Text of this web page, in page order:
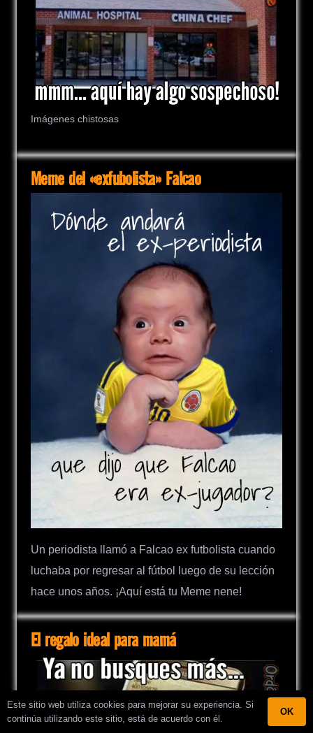
Imágenes chistosas
Meme del «exfubolista» Falcao
Un periodista llamó a Falcao ex futbolista cuando
luchaba por regresar al fútbol luego de su lección
hace unos años. ¡Aquí está tu Meme nene!
El regalo ideal para mamá
Este sitio web utiliza cookies para mejorar su experiencia. Si
continúa utilizando este sitio, está de acuerdo con él.
OK